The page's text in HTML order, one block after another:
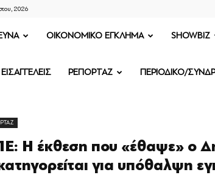
2026
OIKONOMIKO ΕΓΚΛΗΜΑ SHOWBIZ
ΡΕΠΟΡΤΑΖ ΠΕΡΙΟΔΙΚΟ/
Η έκθεση που «έθαψε» ο
για υπόθαλψη